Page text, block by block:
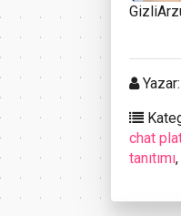
Yazar:
chat
tanıtımı,